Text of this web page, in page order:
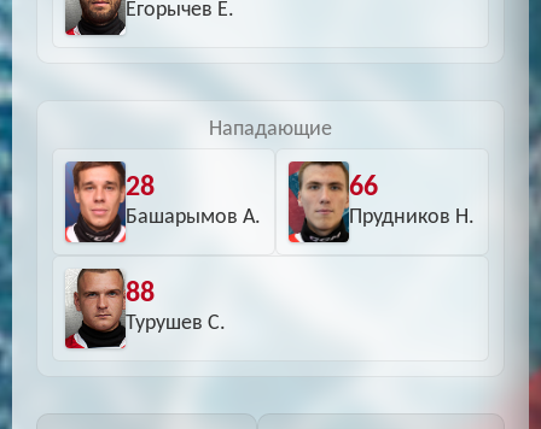
Егорычев Е.
Нападающие
28
Башарымов А.
66
Прудников Н.
88
Турушев С.